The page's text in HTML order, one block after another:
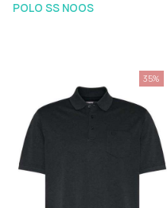
POLO SS NOOS
35%